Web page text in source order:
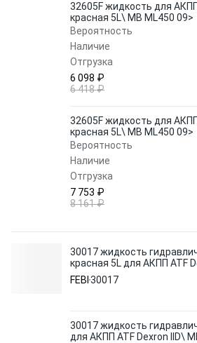
32605F жидкость для
красная 5L\ MB ML450 09>
Вероятность
Наличие
Отгрузка
6 098 ₽
6 418 ₽
32605F жидкость для
красная 5L\ MB ML450 09>
Вероятность
Наличие
Отгрузка
7 753 ₽
8 161 ₽
30017 жидкость
красная 5L для АКПП ATF
Opel
FEBI 30017
30017 жидкость
для АКПП ATF Dexron IID\